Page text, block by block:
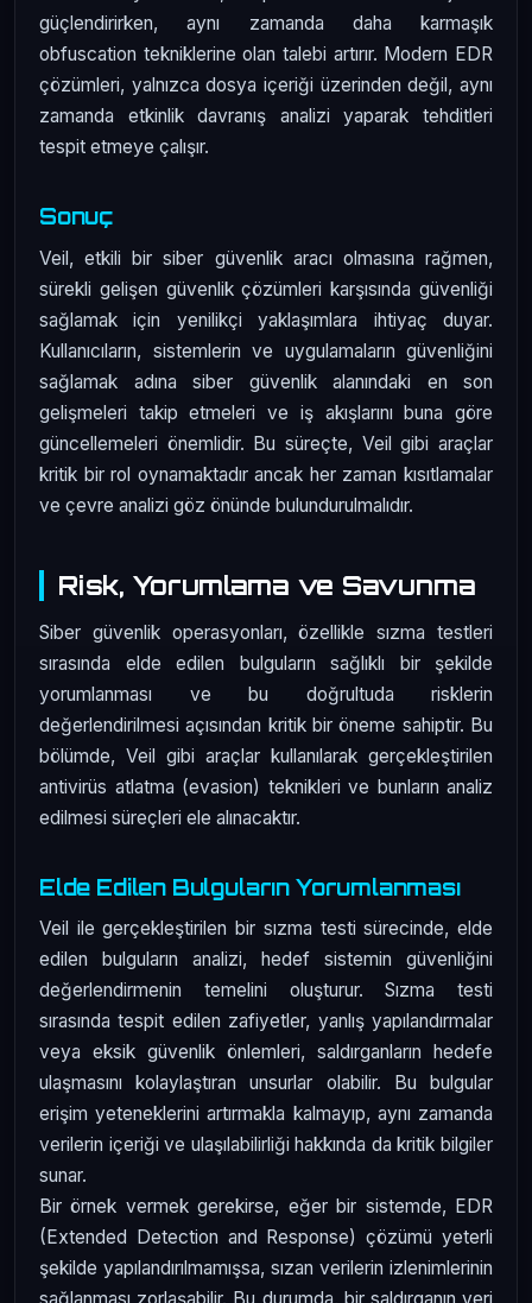
güçlendirirken, aynı zamanda daha karmaşık
obfuscation tekniklerine olan talebi artırır. Modern EDR
çözümleri, yalnızca dosya içeriği üzerinden değil, aynı
zamanda etkinlik davranış analizi yaparak tehditleri
tespit etmeye çalışır.
Sonuç
Veil, etkili bir siber güvenlik aracı olmasına rağmen,
sürekli gelişen güvenlik çözümleri karşısında güvenliği
sağlamak için yenilikçi yaklaşımlara ihtiyaç duyar.
Kullanıcıların, sistemlerin ve uygulamaların güvenliğini
sağlamak adına siber güvenlik alanındaki en son
gelişmeleri takip etmeleri ve iş akışlarını buna göre
güncellemeleri önemlidir. Bu süreçte, Veil gibi araçlar
kritik bir rol oynamaktadır ancak her zaman kısıtlamalar
ve çevre analizi göz önünde bulundurulmalıdır.
Risk, Yorumlama ve Savunma
Siber güvenlik operasyonları, özellikle sızma testleri
sırasında elde edilen bulguların sağlıklı bir şekilde
yorumlanması ve bu doğrultuda risklerin
değerlendirilmesi açısından kritik bir öneme sahiptir. Bu
bölümde, Veil gibi araçlar kullanılarak gerçekleştirilen
antivirüs atlatma (evasion) teknikleri ve bunların analiz
edilmesi süreçleri ele alınacaktır.
Elde Edilen Bulguların Yorumlanması
Veil ile gerçekleştirilen bir sızma testi sürecinde, elde
edilen bulguların analizi, hedef sistemin güvenliğini
değerlendirmenin temelini oluşturur. Sızma testi
sırasında tespit edilen zafiyetler, yanlış yapılandırmalar
veya eksik güvenlik önlemleri, saldırganların hedefe
ulaşmasını kolaylaştıran unsurlar olabilir. Bu bulgular
erişim yeteneklerini artırmakla kalmayıp, aynı zamanda
verilerin içeriği ve ulaşılabilirliği hakkında da kritik bilgiler
sunar.
Bir örnek vermek gerekirse, eğer bir sistemde, EDR
(Extended Detection and Response) çözümü yeterli
şekilde yapılandırılmamışsa, sızan verilerin izlenimlerinin